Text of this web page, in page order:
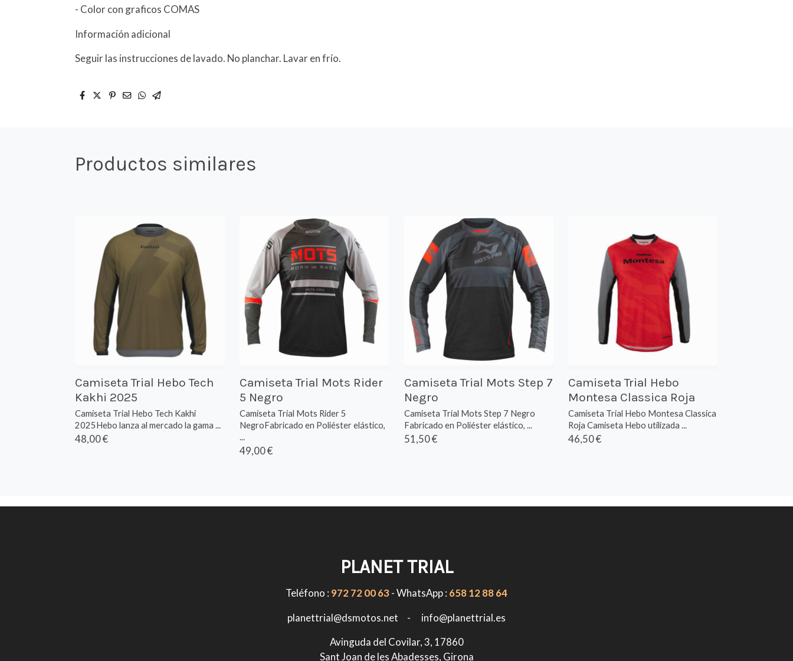
- Color con graficos COMAS
Información adicional
Seguir las instrucciones de lavado. No planchar. Lavar en frío.
Productos similares
Camiseta Trial Hebo Tech
Kakhi 2025
Camiseta Trial Hebo Tech Kakhi
2025Hebo lanza al mercado la gama ...
48,00 €
Camiseta Trial Mots Rider
5 Negro
Camiseta Trial Mots Rider 5
NegroFabricado en Poliéster elástico,
...
49,00 €
Camiseta Trial Mots Step 7
Negro
Camiseta Trial Mots Step 7 Negro
Fabricado en Poliéster elástico, ...
51,50 €
Camiseta Trial Hebo
Montesa Classica Roja
Camiseta Trial Hebo Montesa Classica
Roja Camiseta Hebo utilizada ...
46,50 €
PLANET TRIAL
Teléfono : 972 72 00 63 - WhatsApp : 658 12 88 64
planettrial@dsmotos.net - info@planettrial.es
Avinguda del Covilar, 3, 17860
Sant Joan de les Abadesses, Girona